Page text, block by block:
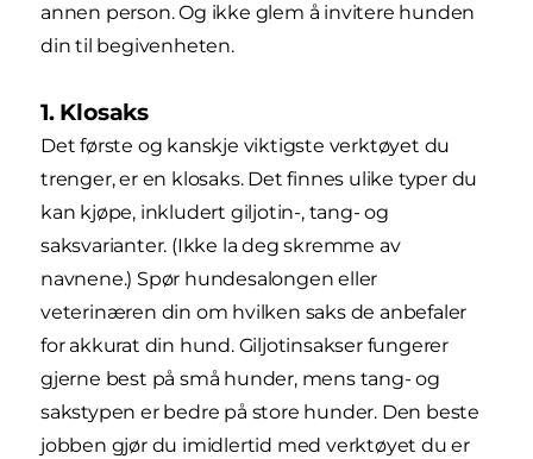
annen person. Og ikke glem å invitere hunden
din til begivenheten.
1. Klosaks
Det første og kanskje viktigste verktøyet du
trenger, er en klosaks. Det finnes ulike typer du
kan kjøpe, inkludert giljotin-, tang- og
saksvarianter. (Ikke la deg skremme av
navnene.) Spør hundesalongen eller
veterinæren din om hvilken saks de anbefaler
for akkurat din hund. Giljotinsakser fungerer
gjerne best på små hunder, mens tang- og
sakstypen er bedre på store hunder. Den beste
jobben gjør du imidlertid med verktøyet du er